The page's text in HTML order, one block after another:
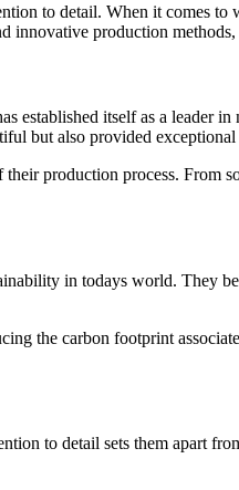
to detail. When it comes
production
established itself as a leader
but also provided
production process. From
in todays world. They
the carbon footprint
to detail sets them apart